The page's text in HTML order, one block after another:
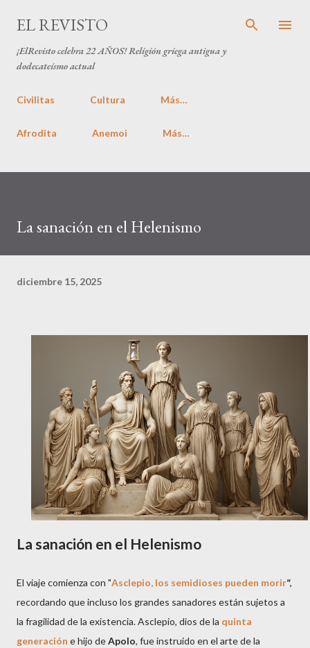
EL REVISTO
¡ElRevisto celebra22 AÑOS! Religión griega antigua y
dodecateísmo actual
Civilitas Cultura Más…
Afrodita Anemoi Más…
La sanación en el Helenismo
diciembre 15, 2025
La sanación en el Helenismo
El viaje comienza con "Asclepio, los semidioses pueden morir",
recordando que incluso los grandes sanadores están sujetos a
la fragilidad de la existencia. Asclepio, dios de la quinta
generación e hijo deApolo, fue instruido en el arte de la